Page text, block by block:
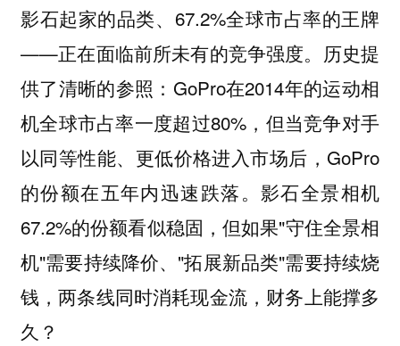
影石起家的品类、67.2%全球市占率的王牌
——正在面临前所未有的竞争强度。历史提
供了清晰的参照：GoPro在2014年的运动相
机全球市占率一度超过80%，但当竞争对手
以同等性能、更低价格进入市场后，GoPro
的份额在五年内迅速跌落。影石全景相机
67.2%的份额看似稳固，但如果"守住全景相
机"需要持续降价、"拓展新品类"需要持续烧
钱，两条线同时消耗现金流，财务上能撑多
久？